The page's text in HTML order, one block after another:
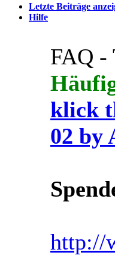
Letzte Beiträge
Hilfe
FAQ -
klick
02 by
http://